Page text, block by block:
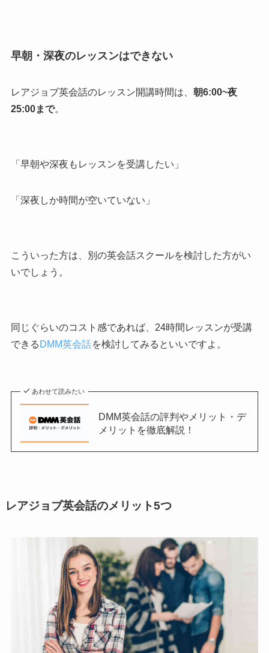
早朝・深夜のレッスンはできない
レアジョブ英会話のレッスン開講時間は、 朝6:00~夜
25:00まで。
「早朝や深夜もレッスンを受講したい」
「深夜しか時間が空いていない」
こういった方は、別の英会話スクールを検討した方がい
いでしょう。
同じぐらいのコスト感であれば、24時間レッスンが受講
できる DMM英会話を検討してみるといいですよ。
あわせて読みたい
DMM英会話の評判やメリット・デ
メリットを徹底解説！
レアジョブ英会話のメリット5つ